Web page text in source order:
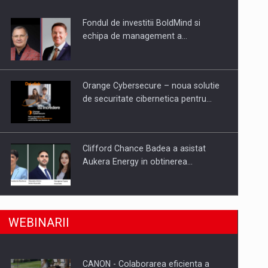
din piata
compania intr-o tranzactie de peste 25…
Fondul de investitii BoldMind si
echipa de management a…
Orange Cybersecure – noua solutie
de securitate cibernetica pentru…
Clifford Chance Badea a asistat
Aukera Energy in obtinerea…
SAPTE PERSONALITATI DIN MEDIUL
WEBINARII
CANON - Colaborarea eficienta a